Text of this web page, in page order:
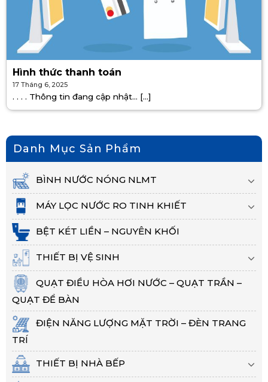
Hình thức thanh toán
17 Tháng 6, 2025
. . . . Thông tin đang cập nhật… [...]
Danh Mục Sản Phẩm
BÌNH NƯỚC NÓNG NLMT
MÁY LỌC NƯỚC RO TINH KHIẾT
BỆT KÉT LIỀN – NGUYÊN KHỐI
THIẾT BỊ VỆ SINH
QUẠT ĐIỀU HÒA HƠI NƯỚC – QUẠT TRẦN –
QUẠT ĐỂ BÀN
ĐIỆN NĂNG LƯỢNG MẶT TRỜI – ĐÈN TRANG
TRÍ
THIẾT BỊ NHÀ BẾP